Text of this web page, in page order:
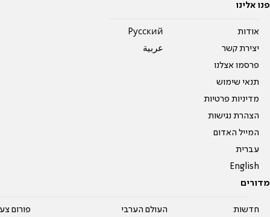
פנו אלינו
אודות
יצירת קשר
פרסמו אצלנו
תנאי שימוש
מדיניות פרטיות
הצהרת נגישות
המייל האדום
עברית
English
Pусский
عربية
מדורים
חדשות העולם הערבי פורום